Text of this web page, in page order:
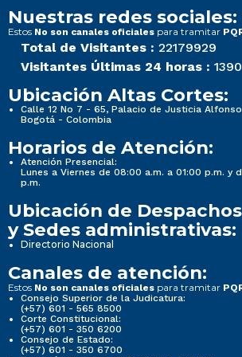
Nuestras redes sociales:
Estos No son canales oficiales para tramitar
Total de Visitantes : 22179929
Visitantes Últimas 24 horas :
Ubicación Altas Cortes:
Calle 12 No 7 - 65, Palacio de Justicia Alfonso
Bogotá - Colombia
Horarios de Atención:
Atención Presencial:
Lunes a Viernes de 08:00 a.m. a 01:00 p.m. y
p.m.
Ubicación de
y Sedes administrativas:
Directorio Nacional
Canales de atención:
Estos No son canales oficiales para tramitar
Consejo Superior de la Judicatura:
(+57) 601 - 565 8500
Corte Constitucional:
(+57) 601 - 350 6200
Consejo de Estado:
(+57) 601 - 350 6700